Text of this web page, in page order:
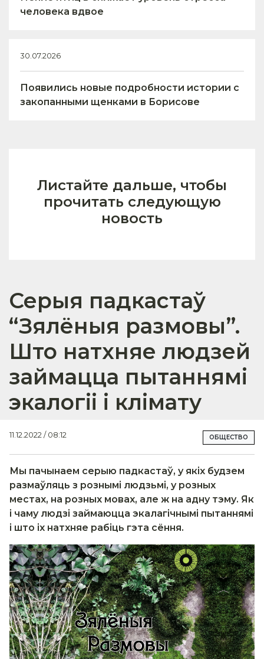
человека вдвое
30.07.2026
Появились новые подробности истории с
закопанными щенками в Борисове
Листайте дальше, чтобы
прочитать следующую
новость
Серыя падкастаў
“Зялёныя размовы”.
Што натхняе людзей
займацца пытаннямі
экалогіі і клімату
11.12.2022 / 08:12 ОБЩЕСТВО
Мы пачынаем серыю падкастаў, у якіх будзем
размаўляць з рознымі людзьмі, у розных
местах, на розных мовах, але ж на адну тэму. Як
і чаму людзі займаюцца экалагічнымі пытаннямі
і што іх натхняе рабіць гэта сёння.